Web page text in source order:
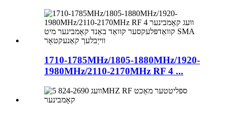
1710-1785MHz/1805-1880MHz/1920-
1980MHz/2110-2170MHz RF 4 ...